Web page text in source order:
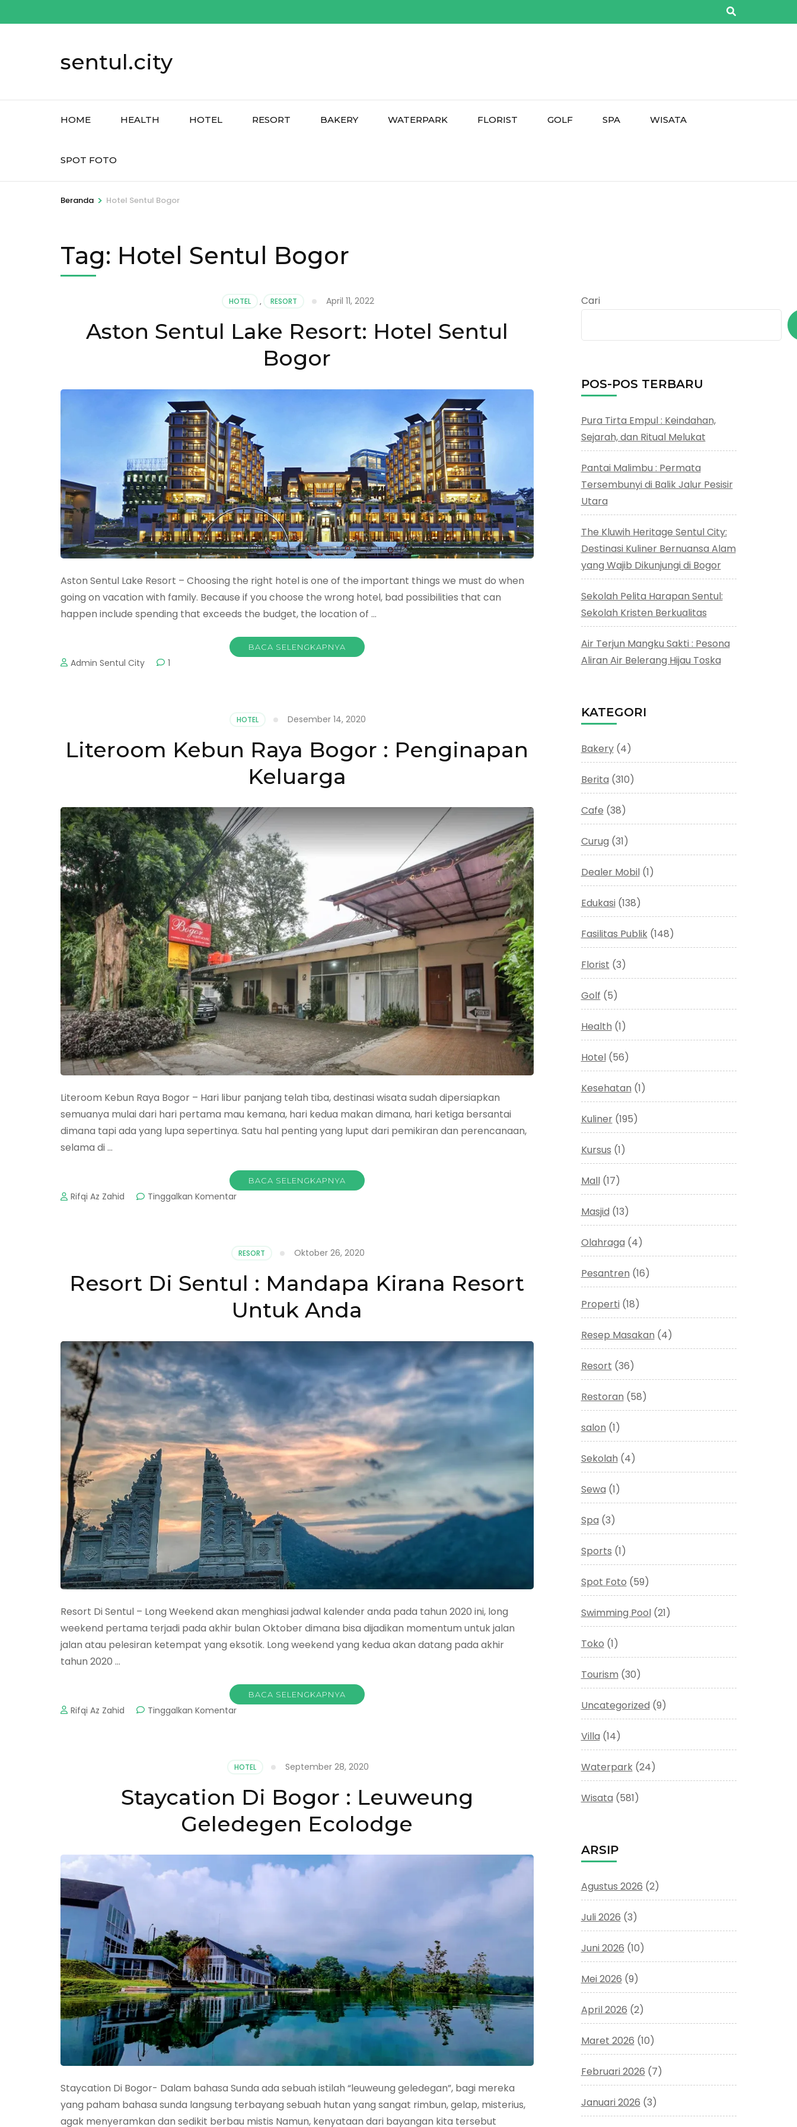
ke
sentul.city
HOME HEALTH HOTEL RESORT BAKERY WATERPARK FLORIST GOLF SPA WISATA
SPOT FOTO
Beranda > Hotel Sentul Bogor
Tag: Hotel Sentul Bogor
HOTEL , RESORT April 11, 2022
Aston Sentul Lake Resort: Hotel Sentul
Bogor
Aston Sentul Lake Resort – Choosing the right hotel is one of the important things we must do when
going on vacation with family. Because if you choose the wrong hotel, bad possibilities that can
happen include spending that exceeds the budget, the location of …
BACA SELENGKAPNYA
Admin Sentul City 1
HOTEL Desember 14, 2020
Literoom Kebun Raya Bogor : Penginapan
Keluarga
Literoom Kebun Raya Bogor – Hari libur panjang telah tiba, destinasi wisata sudah dipersiapkan
semuanya mulai dari hari pertama mau kemana, hari kedua makan dimana, hari ketiga bersantai
dimana tapi ada yang lupa sepertinya. Satu hal penting yang luput dari pemikiran dan perencanaan,
selama di …
BACA SELENGKAPNYA
Rifqi Az Zahid Tinggalkan Komentarpada
Keluarga
RESORT Oktober 26, 2020
Resort Di Sentul : Mandapa Kirana Resort
Untuk Anda
Resort Di Sentul – Long Weekend akan menghiasi jadwal kalender anda pada tahun 2020 ini, long
weekend pertama terjadi pada akhir bulan Oktober dimana bisa dijadikan momentum untuk jalan
jalan atau pelesiran ketempat yang eksotik. Long weekend yang kedua akan datang pada akhir
tahun 2020 …
BACA SELENGKAPNYA
Rifqi Az Zahid Tinggalkan Komentarpada
Mandapa
Resort
Anda
HOTEL September 28, 2020
Staycation Di Bogor : Leuweung
Geledegen Ecolodge
Staycation Di Bogor- Dalam bahasa Sunda ada sebuah istilah “leuweung geledegan”, bagi mereka
yang paham bahasa sunda langsung terbayang sebuah hutan yang sangat rimbun, gelap, misterius,
agak menyeramkan dan sedikit berbau mistis Namun, kenyataan dari bayangan kita tersebut
Cari
POS-POS TERBARU
Pura Tirta Empul : Keindahan,
Sejarah, dan Ritual Melukat
Pantai Malimbu : Permata
Tersembunyi di Balik Jalur Pesisir
Utara
The Kluwih Heritage Sentul City:
Destinasi Kuliner Bernuansa Alam
yang Wajib Dikunjungi di Bogor
Sekolah Pelita Harapan Sentul:
Sekolah Kristen Berkualitas
Air Terjun Mangku Sakti : Pesona
Aliran Air Belerang Hijau Toska
KATEGORI
Bakery(4)
Berita (310)
Cafe (38)
Curug (31)
Dealer Mobil(1)
Edukasi(138)
Fasilitas Publik(148)
Florist (3)
Golf (5)
Health (1)
Hotel(56)
Kesehatan (1)
Kuliner(195)
Kursus (1)
Mall(17)
Masjid (13)
Olahraga (4)
Pesantren (16)
Properti(18)
Resep Masakan (4)
Resort (36)
Restoran (58)
salon (1)
Sekolah (4)
Sewa (1)
Spa (3)
Sports (1)
Spot Foto (59)
Swimming Pool(21)
Toko (1)
Tourism (30)
Uncategorized (9)
Villa (14)
Waterpark(24)
Wisata (581)
ARSIP
Agustus 2026 (2)
Juli 2026 (3)
Juni 2026 (10)
Mei 2026 (9)
April 2026 (2)
Maret 2026 (10)
Februari 2026 (7)
Januari 2026 (3)